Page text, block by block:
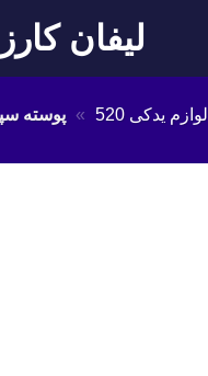
لیفان کارز
لوازم یدکی 520 » پوسته